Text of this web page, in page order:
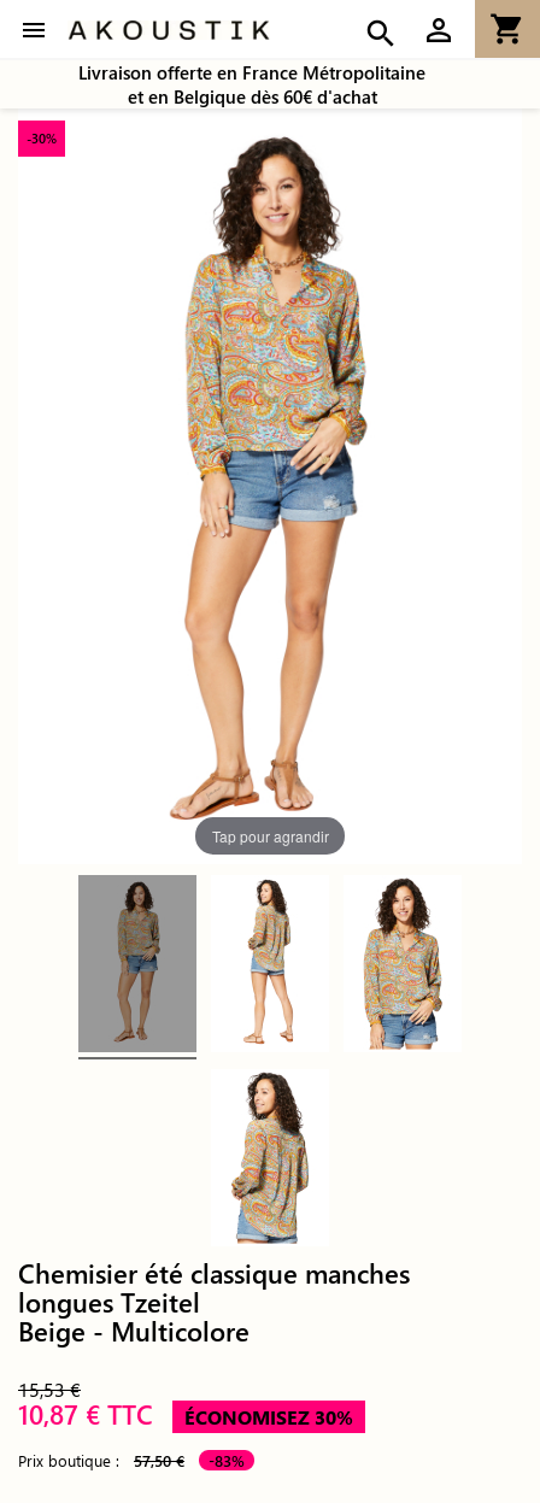
 shopping_cart
person_outline
search
Livraison offerte en France Métropolitaine
et en Belgique dès 60€ d'achat
-30%
Tap pour agrandir
Chemisier été classique manches
longues Tzeitel
Beige - Multicolore
15,53 €
10,87 € TTC ÉCONOMISEZ 30%
Prix boutique : 57,50 € -83%